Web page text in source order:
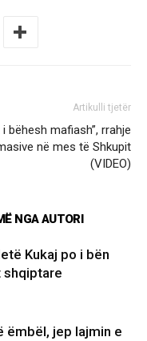
Artikulli tjetër
i bëhesh mafiash”, rrahje
në mes të Shkupit
(VIDEO)
NGA AUTORI
Kukaj po i bën
shqiptare
ëmbël, jep lajmin e